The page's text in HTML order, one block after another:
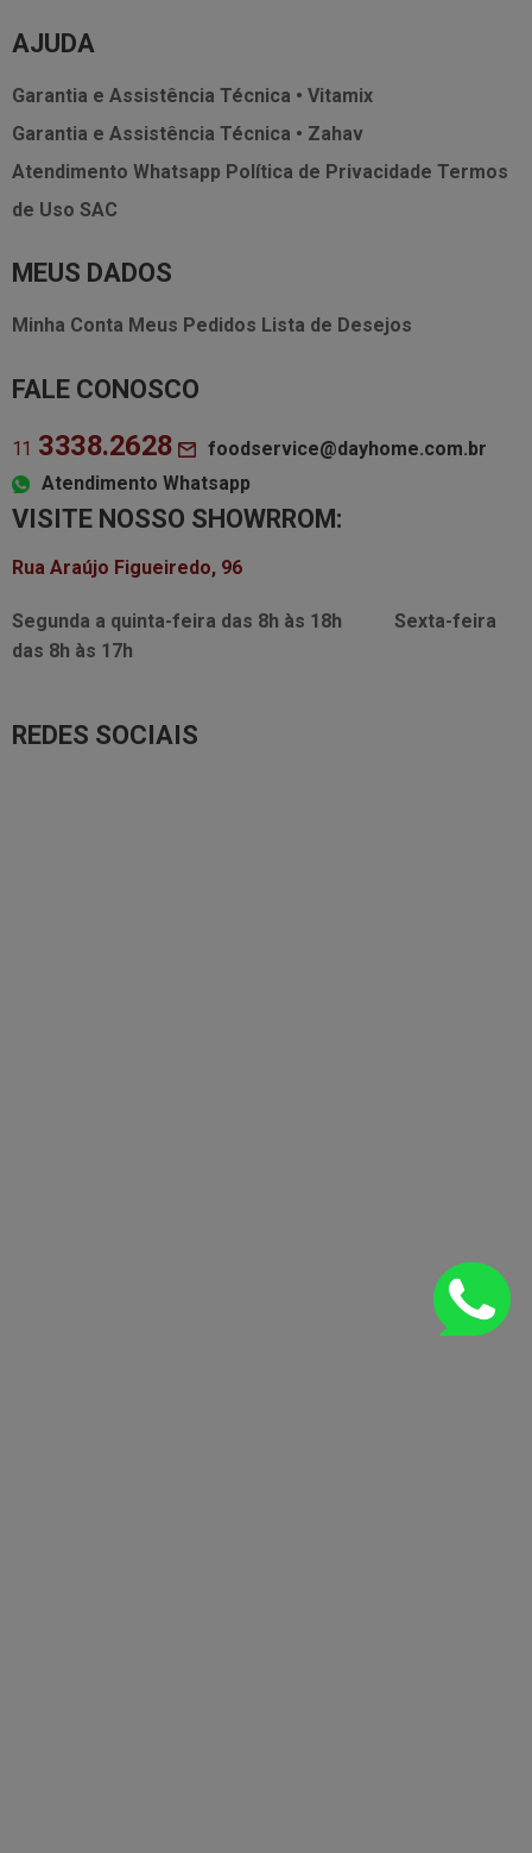
AJUDA
Garantia e Assistência Técnica • Vitamix
Garantia e Assistência Técnica • Zahav
Atendimento Whatsapp Política de Privacidade Termos
de Uso SAC
MEUS DADOS
Minha Conta Meus Pedidos Lista de Desejos
FALE CONOSCO
11 3338.2628
foodservice@dayhome.com.br
Atendimento Whatsapp
VISITE NOSSO SHOWRROM:
Rua Araújo Figueiredo, 96
Segunda a quinta-feira das 8h às 18h
Sexta-feira
das 8h às 17h
REDES SOCIAIS